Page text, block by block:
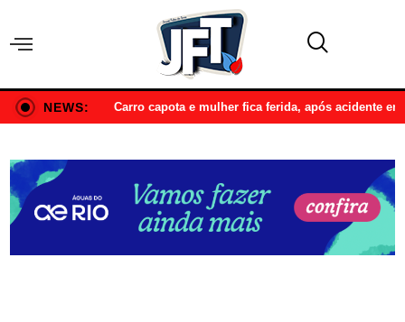
NEWS: Carro capota e mulher fica ferida, após acidente